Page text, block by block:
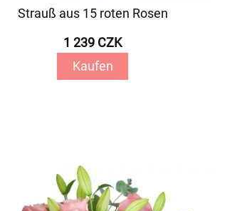
Strauß aus 15 roten Rosen
1 239 CZK
Kaufen